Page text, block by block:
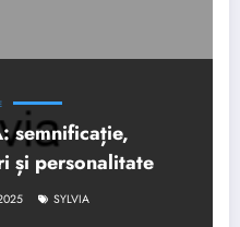
semnificație,
și personalitate
SYLVIA